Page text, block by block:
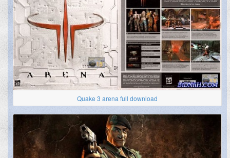
Quake 3 arena full download